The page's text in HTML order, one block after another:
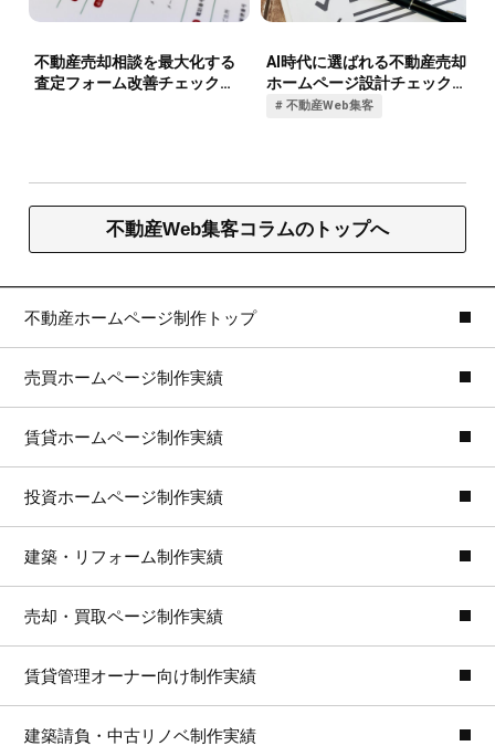
不動産Web集客コラムのトップへ
不動産ホームページ制作トップ
売買ホームページ制作実績
賃貸ホームページ制作実績
投資ホームページ制作実績
建築・リフォーム制作実績
売却・買取ページ制作実績
賃貸管理オーナー向け制作実績
建築請負・中古リノベ制作実績